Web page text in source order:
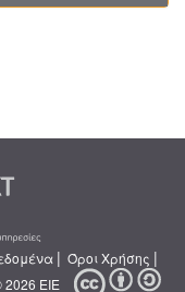
| Όροι Χρήσης |
ΕΙΕ